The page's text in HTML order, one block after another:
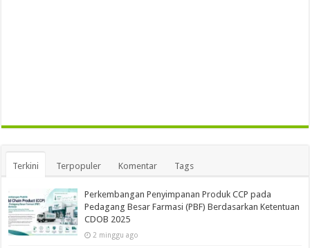
Terkini Terpopuler Komentar Tags
Perkembangan Penyimpanan Produk CCP pada
Pedagang Besar Farmasi (PBF) Berdasarkan Ketentuan
CDOB 2025
2 minggu ago